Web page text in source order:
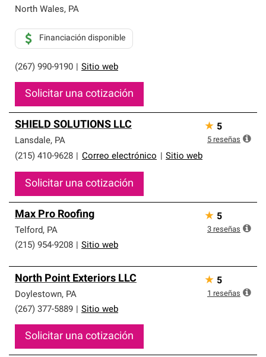
North Wales, PA
(267) 990-9190 Sitio web
Financiación disponible
Solicitar una cotización
SHIELD SOLUTIONS LLC
Lansdale, PA
(215) 410-9628
Correo electrónico Sitio web
Solicitar una cotización
★ 5
5 reseñas
Max Pro Roofing
Telford, PA
(215) 954-9208
Sitio web
★ 5
3 reseñas
North Point Exteriors LLC
Doylestown, PA
(267) 377-5889
Sitio web
Solicitar una cotización
★ 5
1 reseñas